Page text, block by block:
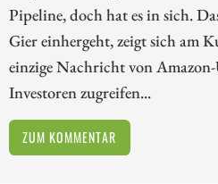
Pipeline, doch hat es in sich.
Gier einhergeht, zeigt sich am
einzige Nachricht von
Investoren zugreifen...
ZUM KOMMENTAR